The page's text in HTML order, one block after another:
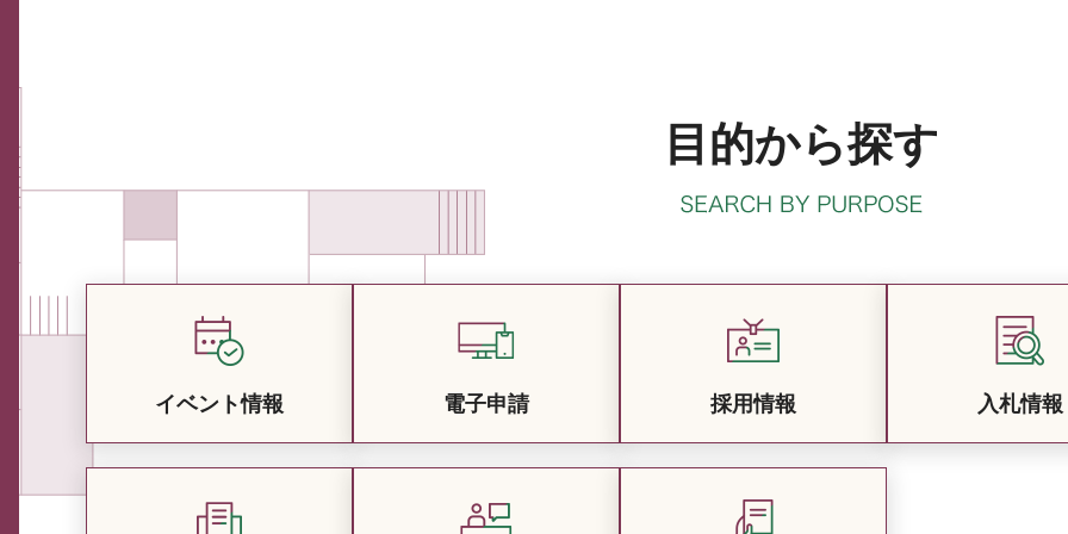
目的から探す
イベント情報 電子申請 採用情報 入札情報